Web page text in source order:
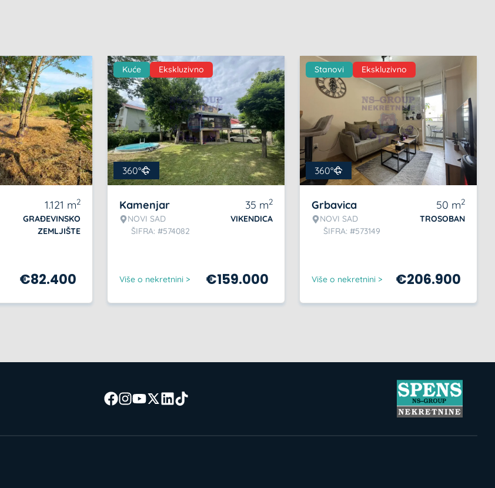
1.121 m2
GRAĐEVINSKO
ZEMLJIŠTE
€82.400
Kuće Ekskluzivno
360°
Kamenjar
NOVI SAD
ŠIFRA: #574082
35 m2
VIKENDICA
Više o nekretnini > €159.000
Stanovi Ekskluzivno
360°
Grbavica
NOVI SAD
ŠIFRA: #573149
50 m2
TROSOBAN
Više o nekretnini > €206.900